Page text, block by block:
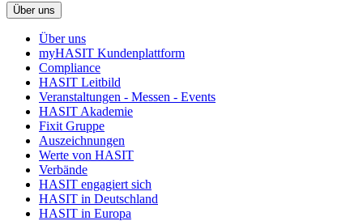
Über uns
Über uns
myHASIT Kundenplattform
Compliance
HASIT Leitbild
Veranstaltungen - Messen - Events
HASIT Akademie
Fixit Gruppe
Auszeichnungen
Werte von HASIT
Verbände
HASIT engagiert sich
HASIT in Deutschland
HASIT in Europa